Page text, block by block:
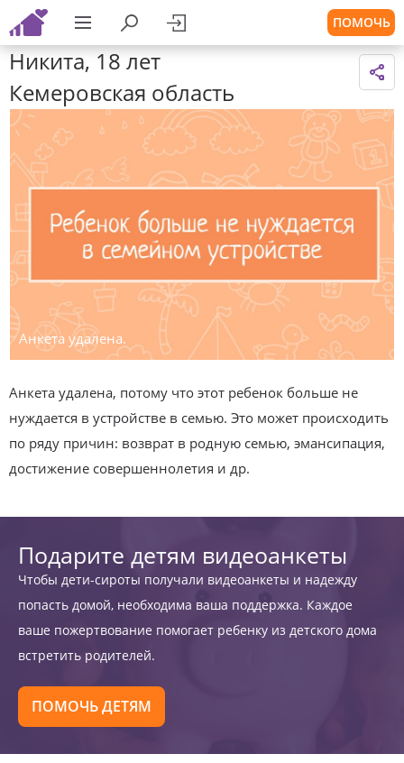
ПОМОЧЬ
Никита, 18 лет
Кемеровская область
Анкета удалена.
Анкета удалена, потому что этот ребенок больше не
нуждается в устройстве в семью. Это может происходить
по ряду причин: возврат в родную семью, эмансипация,
достижение совершеннолетия и др.
Подарите детям видеоанкеты
Чтобы дети-сироты получали видеоанкеты и надежду
попасть домой, необходима ваша поддержка. Каждое
ваше пожертвование помогает ребенку из детского дома
встретить родителей.
ПОМОЧЬ ДЕТЯМ